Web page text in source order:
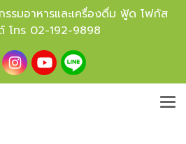
รมอาหารและเครื่องดื่ม ฟู้ด โฟกัส
โทร 02-192-9898